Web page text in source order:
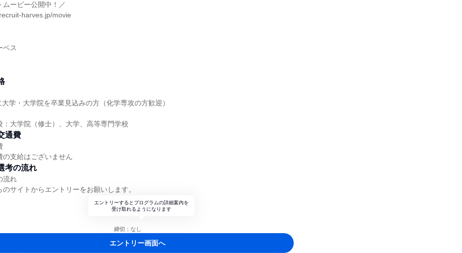
ムービー公開中！／
harves.jp/movie
ベス
学・大学院を卒業見込みの方（化学専攻の方歓迎）
：大学院（修士）、大学、高等専門学校
通費
の支給はございません
考の流れ
流れ
のサイトからエントリーをお願いします。
エントリーするとプログラムの詳細案内を
受け取れるようになります
締切：なし
エントリー画面へ